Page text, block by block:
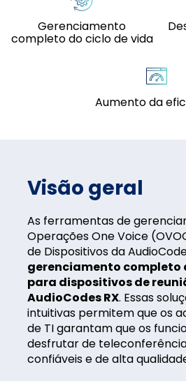
Gerenciamento
completo do ciclo de vida
Aumento da
Visão geral
As ferramentas de
Operações One Voice
de Dispositivos da
gerenciamento completo
para dispositivos de
AudioCodes RX. Essas
intuitivas permitem que os
de TI garantam que os
desfrutar de
confiáveis e de alta